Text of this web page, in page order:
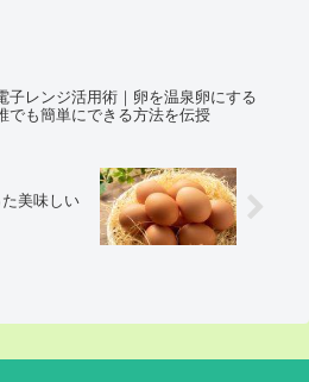
子レンジ活用術｜卵を温泉卵にする
でも簡単にできる方法を伝授
美味しい